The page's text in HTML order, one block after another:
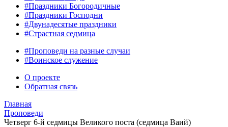
#Праздники Богородичные
#Праздники Господни
#Двунадесятые праздники
#Страстная седмица
#Проповеди на разные случаи
#Воинское служение
О проекте
Обратная связь
Главная
Проповеди
Четверг 6-й седмицы Великого поста (седмица Ваий)